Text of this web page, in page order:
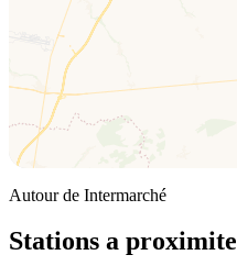
Autour de Intermarché
Stations a proximite